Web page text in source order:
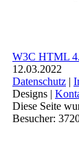
W3C HTML
12.03.2022
Datenschutz |
Designs |
Diese Seite
Besucher: